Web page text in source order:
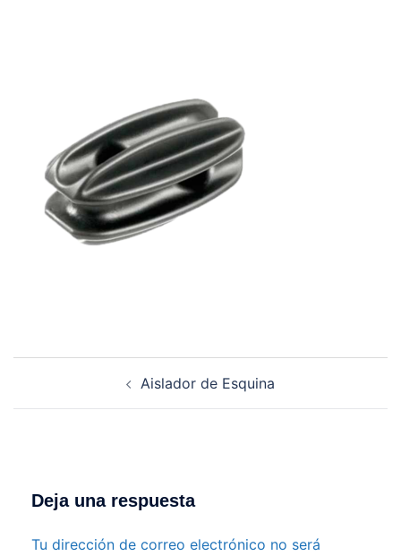
Aislador de Esquina
Deja una respuesta
Tu dirección de correo electrónico no será